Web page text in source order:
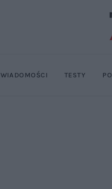
WIADOMOŚCI TESTY